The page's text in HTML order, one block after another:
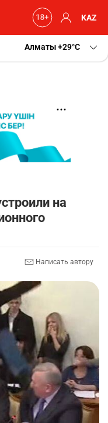
KAZ
Алматы+29 C
на
Написать автору